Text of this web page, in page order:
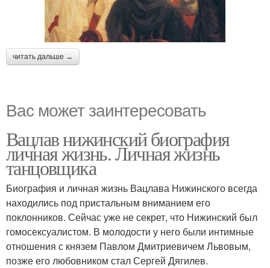
читать дальше →
Вас может заинтересовать
Вацлав нижинский биография
личная жизнь. Личная жизнь
танцовщика
Биография и личная жизнь Вацлава Нижинского всегда
находились под пристальным вниманием его
поклонников. Сейчас уже не секрет, что Нижинский был
гомосексуалистом. В молодости у него были интимные
отношения с князем Павлом Дмитриевичем Львовым,
позже его любовником стал Сергей Дягилев.